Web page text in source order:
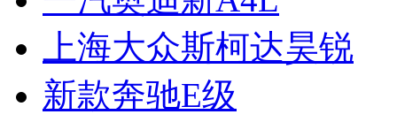
上海大众斯柯达昊锐
新款奔驰E级